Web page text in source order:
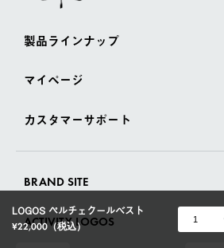
LOGOS ペルチェクールベスト
¥22,000 （税込）
製品ラインナップ
マイページ
カスタマーサポート
BRAND SITE
ACTIVITY LOGOS